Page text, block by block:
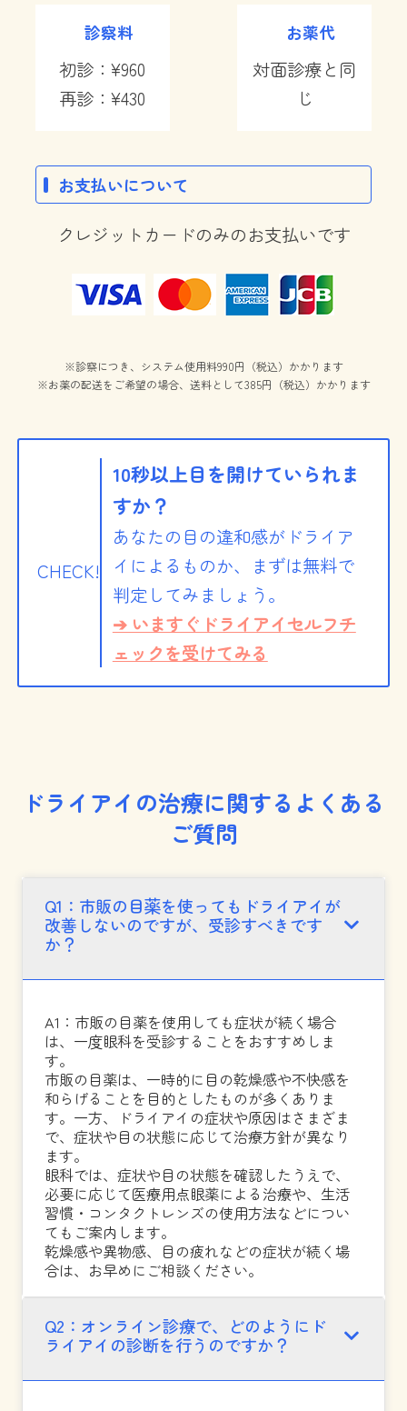
診察料
初診：¥960
再診：¥430
お薬代
対面診療と同
じ
お支払いについて
クレジットカードのみのお支払いです
​※診察につき、システム使用料990円（税込）かかります​
※お薬の配送をご希望の場合、送料として385円（税込）かかります​
CHECK!
10秒以上目を開けていられま
すか？
あなたの目の違和感がドライア
イによるものか、まずは無料で
判定してみましょう。
➔ いますぐドライアイセルフチ
ェックを受けてみる
ドライアイの治療に関するよくある
ご質問
Q1：市販の目薬を使ってもドライアイが
改善しないのですが、受診すべきです
か？
A1：市販の目薬を使用しても症状が続く場合
は、一度眼科を受診することをおすすめしま
す。
市販の目薬は、一時的に目の乾燥感や不快感を
和らげることを目的としたものが多くありま
す。一方、ドライアイの症状や原因はさまざま
で、症状や目の状態に応じて治療方針が異なり
ます。
眼科では、症状や目の状態を確認したうえで、
必要に応じて医療用点眼薬による治療や、生活
習慣・コンタクトレンズの使用方法などについ
てもご案内します。
乾燥感や異物感、目の疲れなどの症状が続く場
合は、お早めにご相談ください。
Q2：オンライン診療で、どのようにド
ライアイの診断を行うのですか？